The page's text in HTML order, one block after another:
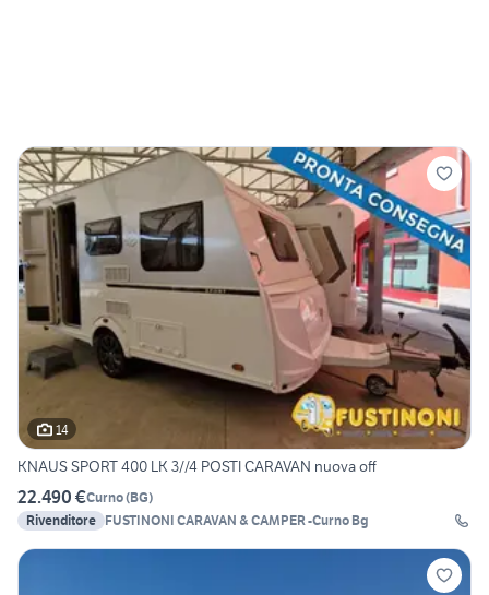
14
KNAUS SPORT 400 LK 3//4 POSTI CARAVAN nuova off
22.490 €Curno(BG)
Rivenditore FUSTINONI CARAVAN & CAMPER -Curno Bg